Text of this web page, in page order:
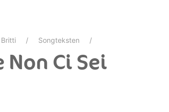
Songteksten
Ci Sei